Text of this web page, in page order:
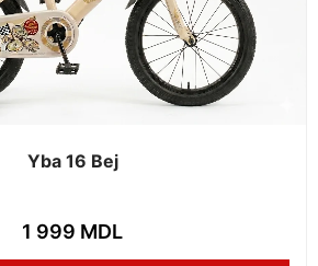
Yba 16 Bej
1 999 MDL